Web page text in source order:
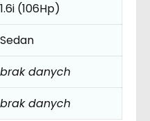
1.6i (106Hp)
Sedan
brak danych
brak danych